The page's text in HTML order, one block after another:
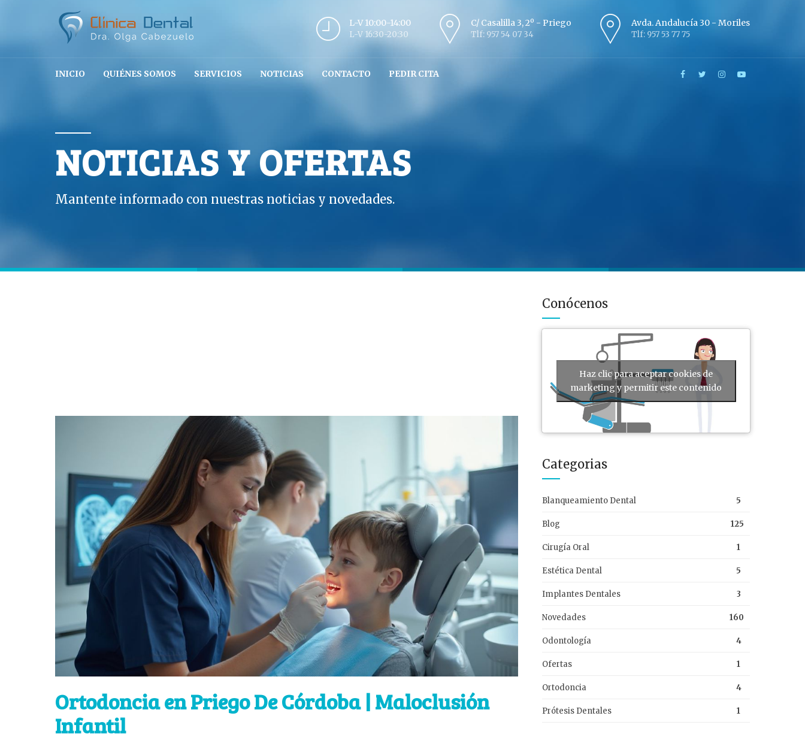
L-V 10:00-14:00
L-V 16:30-20:30
C/ Casalilla 3, 2º - Priego
Tlf: 957 54 07 34
Avda. Andalucía 30 - Moriles
Tlf: 957 53 77 75
INICIO QUIÉNES SOMOS SERVICIOS NOTICIAS CONTACTO PEDIR CITA
NOTICIAS Y OFERTAS
Mantente informado con nuestras noticias y novedades.
Ortodoncia en Priego De Córdoba | Maloclusión
Infantil
Conócenos
Haz clic para aceptar cookies de
marketing y permitir este contenido
Categorias
Blanqueamiento Dental 5
Blog 125
Cirugía Oral 1
Estética Dental 5
Implantes Dentales 3
Novedades 160
Odontología 4
Ofertas 1
Ortodoncia 4
Prótesis Dentales 1